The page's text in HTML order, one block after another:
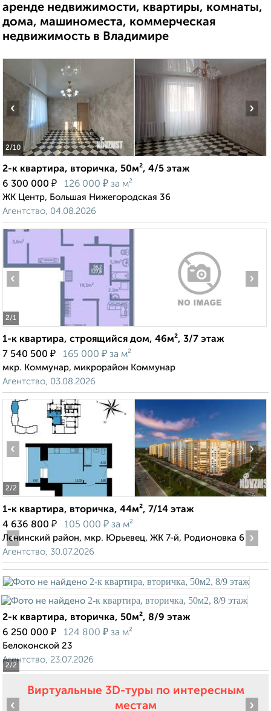
аренде недвижимости, квартиры, комнаты,
дома, машиноместа, коммерческая
недвижимость в Владимире
2/10
‹ ›
2-к квартира, вторичка, 50м², 4/5 этаж
6 300 000 ₽ 126 000 ₽ за м²
ЖК Центр, Большая Нижегородская 36
Агентство, 04.08.2026
2/1
‹ ›
1-к квартира, строящийся дом, 46м², 3/7 этаж
7 540 500 ₽ 165 000 ₽ за м²
мкр. Коммунар, микрорайон Коммунар
Агентство, 03.08.2026
2/2
‹ ›
1-к квартира, вторичка, 44м², 7/14 этаж
4 636 800 ₽ 105 000 ₽ за м²
Ленинский район, мкр. Юрьевец, ЖК 7-й, Родионовка 6
Агентство, 30.07.2026
2/2
‹ ›
2-к квартира, вторичка, 50м², 8/9 этаж
6 250 000 ₽ 124 800 ₽ за м²
Белоконской 23
Агентство, 23.07.2026
Виртуальные 3D-туры по интересным
местам
‹ ›